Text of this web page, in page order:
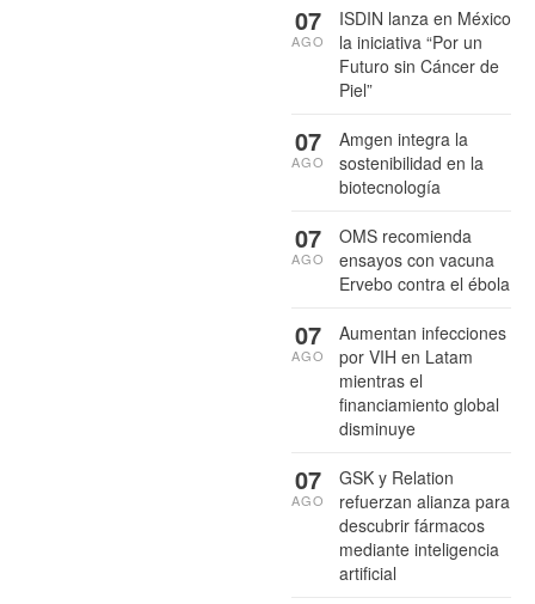
ISDIN lanza en México
la iniciativa “Por un
Futuro sin Cáncer de
Piel”
07
AGO
Amgen integra la
sostenibilidad en la
biotecnología
07
AGO
OMS recomienda
ensayos con vacuna
Ervebo contra el ébola
07
AGO
Aumentan infecciones
por VIH en Latam
mientras el
financiamiento global
disminuye
07
AGO
GSK y Relation
refuerzan alianza para
descubrir fármacos
mediante inteligencia
artificial
07
AGO